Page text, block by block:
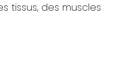
tissus, des muscles